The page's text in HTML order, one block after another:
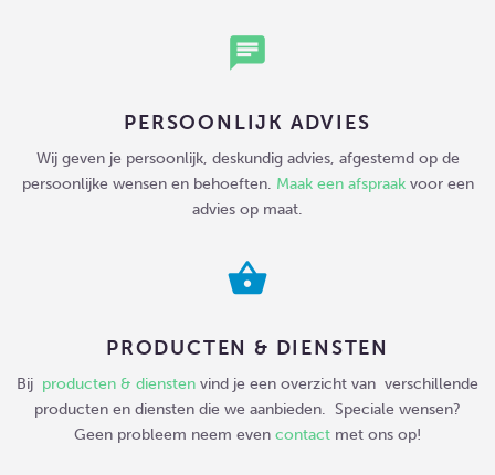
chat
PERSOONLIJK ADVIES
Wij geven je persoonlijk, deskundig advies, afgestemd op de
persoonlijke wensen en behoeften. Maak een afspraakvoor een
advies op maat.
shopping_basket
PRODUCTEN & DIENSTEN
Bij producten & diensten vind je een overzicht van verschillende
producten en diensten die we aanbieden. Speciale wensen?
Geen probleem neem even contact met ons op!